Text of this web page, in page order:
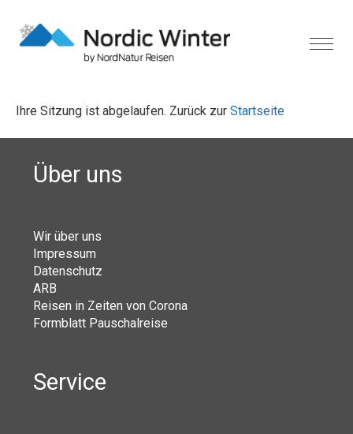
Ihre Sitzung ist abgelaufen. Zurück zur Startseite
Über uns
Wir über uns
Impressum
Datenschutz
ARB
Reisen in Zeiten von Corona
Formblatt Pauschalreise
Service